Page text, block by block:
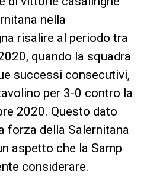
nella
risalire al periodo tra
quando la squadra
successi consecutivi,
per 3-0 contro la
2020. Questo dato
forza della Salernitana
aspetto che la Samp
considerare.